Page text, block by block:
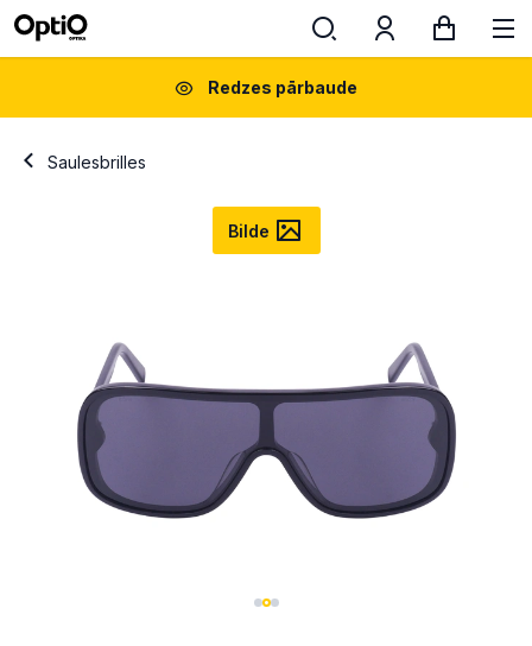
Redzes pārbaude
Saulesbrilles
Bilde